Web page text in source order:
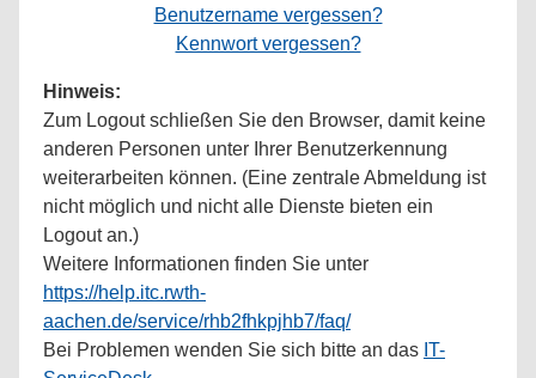
Benutzername vergessen?
Kennwort vergessen?
Hinweis:
Zum Logout schließen Sie den Browser, damit keine
anderen Personen unter Ihrer Benutzerkennung
weiterarbeiten können. (Eine zentrale Abmeldung ist
nicht möglich und nicht alle Dienste bieten ein
Logout an.)
Weitere Informationen finden Sie unter
https://help.itc.rwth-
aachen.de/service/rhb2fhkpjhb7/faq/
Bei Problemen wenden Sie sich bitte an das IT-